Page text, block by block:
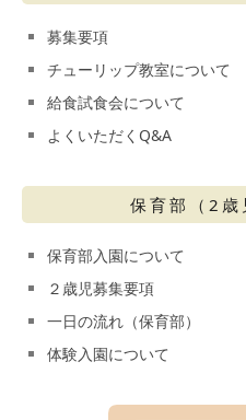
募集要項
チューリップ教室について
給食試食会について
よくいただくQ&A
保育部（2歳
保育部入園について
２歳児募集要項
一日の流れ（保育部）
体験入園について